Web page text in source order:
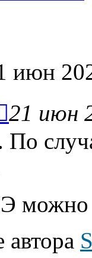
июн
21 июн
можно